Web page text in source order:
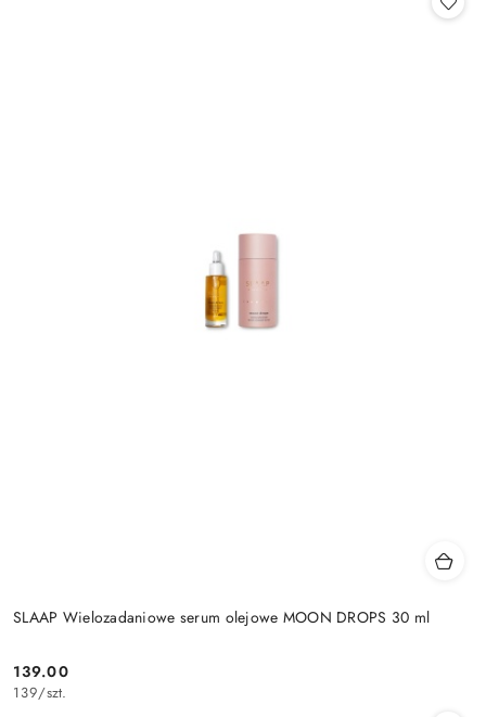
SLAAP Wielozadaniowe serum olejowe MOON DROPS 30 ml
Cena:
139.00
139/szt.